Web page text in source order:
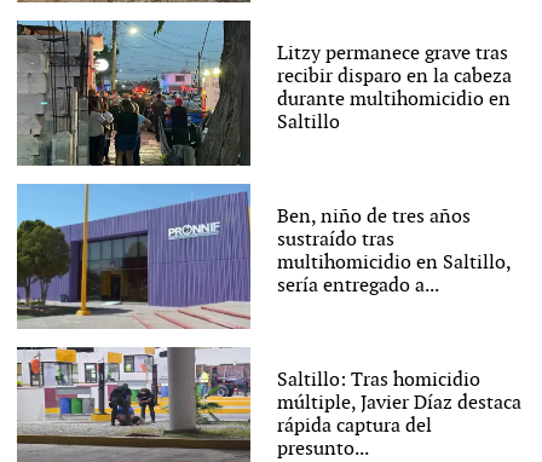
Litzy permanece grave tras
recibir disparo en la cabeza
durante multihomicidio en
Saltillo
Ben, niño de tres años
sustraído tras
multihomicidio en Saltillo,
sería entregado a...
Saltillo: Tras homicidio
múltiple, Javier Díaz destaca
rápida captura del
presunto...